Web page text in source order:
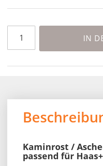
IN
Kaminrost /
passend für